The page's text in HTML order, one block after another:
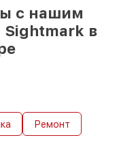
с нашим
в
Ремонт